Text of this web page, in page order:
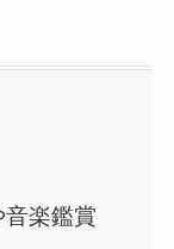
音楽鑑賞